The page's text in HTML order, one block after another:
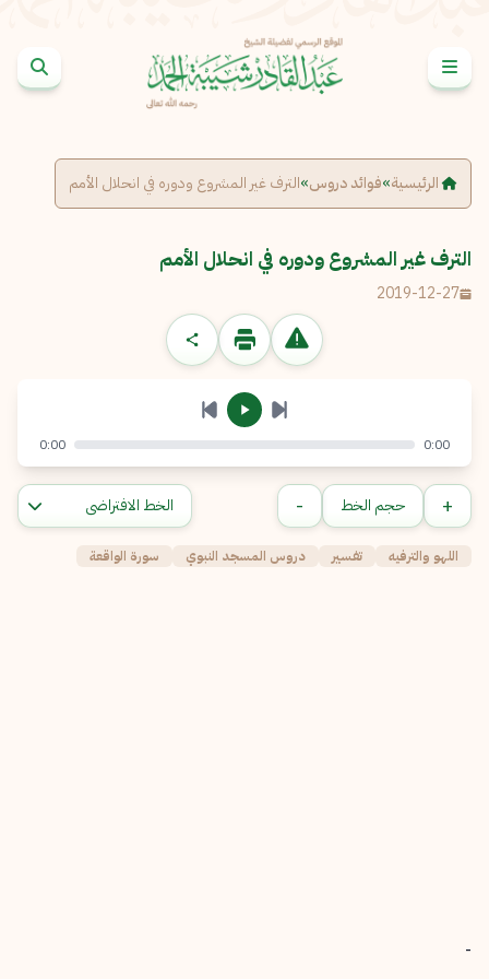
الرئيسية»فوائد دروس»الترف غير المشروع ودوره في انحلال الأمم
الترف غير المشروع ودوره في انحلال الأمم
2019-12-27
الإبلاغ عن مشكلة
الرسالة
إرسال إلغاء
0:00
0:00
+ حجم الخط -
اللهو والترفيه تفسير دروس المسجد النبوي سورة الواقعة
-